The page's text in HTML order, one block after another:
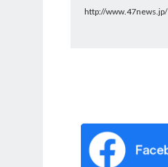
http://www.47news.jp/